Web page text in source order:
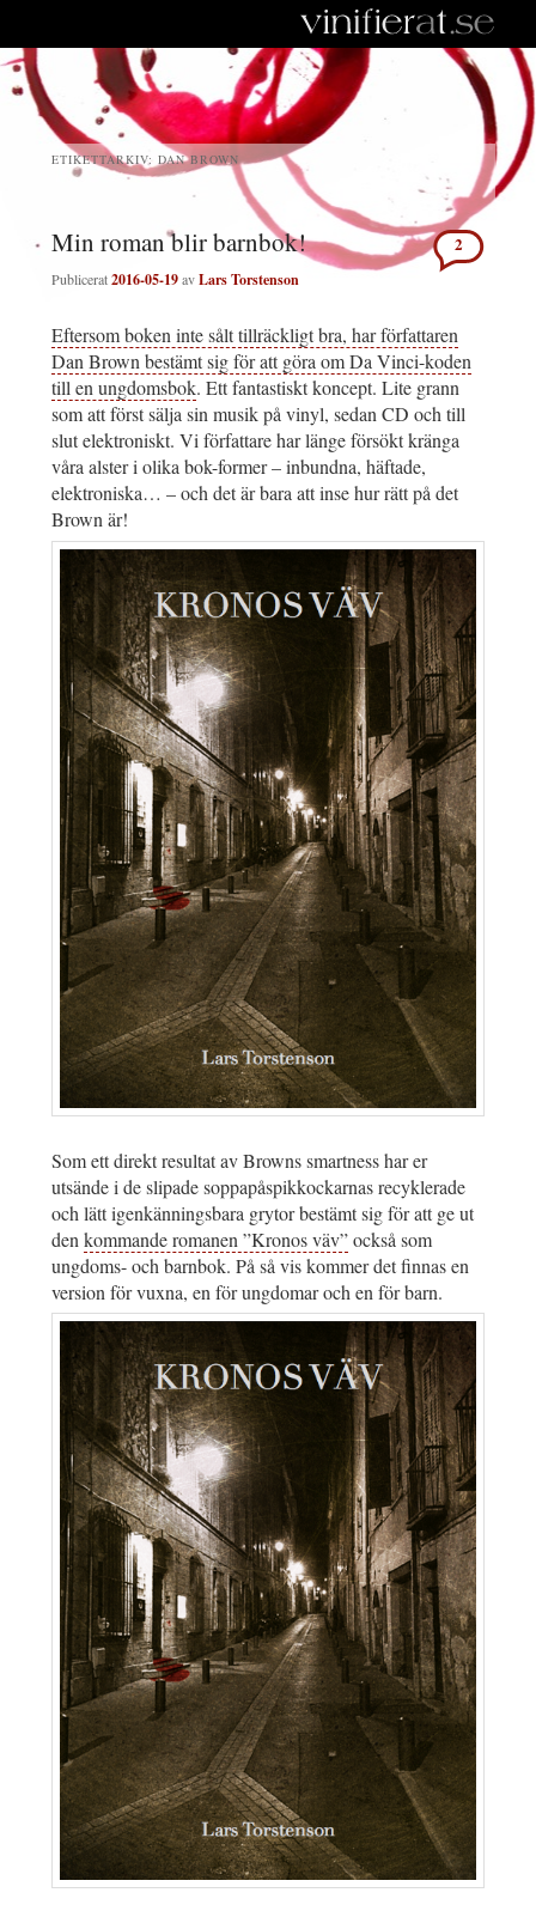
ETIKETTARKIV: DAN BROWN
Min roman blir barnbok!
Publicerat2016-05-19avLars Torstenson
2
Eftersom boken inte sålt tillräckligt bra, har författaren
Dan Brown bestämt sig för att göra om Da Vinci-koden
till en ungdomsbok. Ett fantastiskt koncept. Lite grann
som att först sälja sin musik på vinyl, sedan CD och till
slut elektroniskt. Vi författare har länge försökt kränga
våra alster i olika bok-former – inbundna, häftade,
elektroniska… – och det är bara att inse hur rätt på det
Brown är!
Som ett direkt resultat av Browns smartness har er
utsände i de slipade soppapåspikkockarnas recyklerade
och lätt igenkänningsbara grytor bestämt sig för att ge ut
den kommande romanen ”Kronos väv”också som
ungdoms- och barnbok. På så vis kommer det finnas en
version för vuxna, en för ungdomar och en för barn.